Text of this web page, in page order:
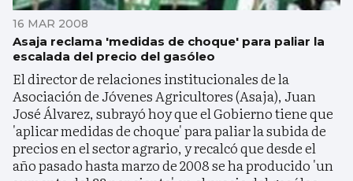
16 MAR 2008
Asaja reclama 'medidas de choque' para paliar la
escalada del precio del gasóleo
El director de relaciones institucionales de la
Asociación de Jóvenes Agricultores (Asaja), Juan
José Álvarez, subrayó hoy que el Gobierno tiene que
'aplicar medidas de choque' para paliar la subida de
precios en el sector agrario, y recalcó que desde el
año pasado hasta marzo de 2008 se ha producido 'un